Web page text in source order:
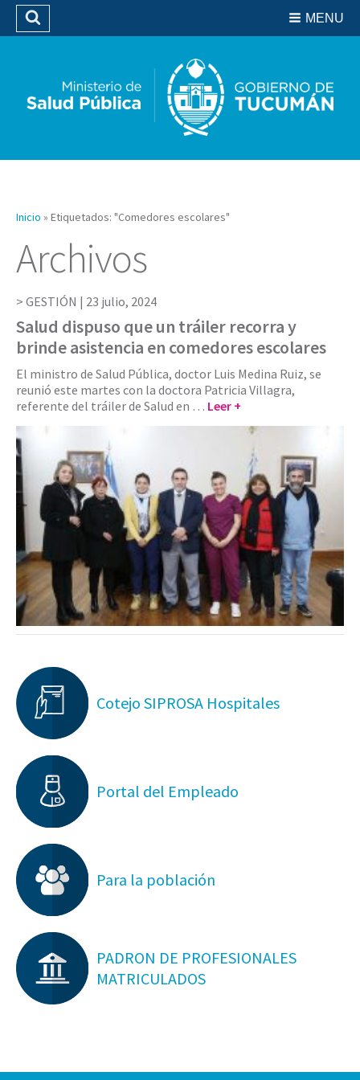
Biblioteca
MENU
Buscar
Inicio » Etiquetados: "Comedores escolares"
Archivos
GESTIÓN | 23 julio, 2024
Salud dispuso que un tráiler recorra y
brinde asistencia en comedores escolares
El ministro de Salud Pública, doctor Luis Medina Ruiz, se
reunió este martes con la doctora Patricia Villagra,
referente del tráiler de Salud en … Leer +
Cotejo SIPROSA Hospitales
Portal del Empleado
Para la población
PADRON DE PROFESIONALES
MATRICULADOS